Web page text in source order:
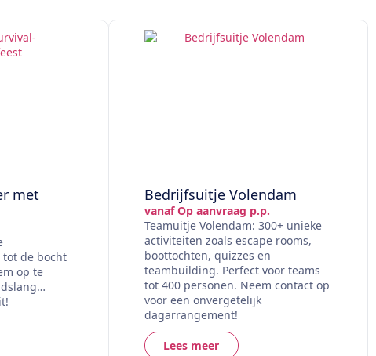
met
tot de bocht
op te
Bedrijfsuitje Volendam
vanaf Op aanvraag p.p.
Teamuitje Volendam: 300+ unieke
activiteiten zoals escape rooms,
boottochten, quizzes en
teambuilding. Perfect voor teams
tot 400 personen. Neem contact op
voor een onvergetelijk
dagarrangement!
Lees meer